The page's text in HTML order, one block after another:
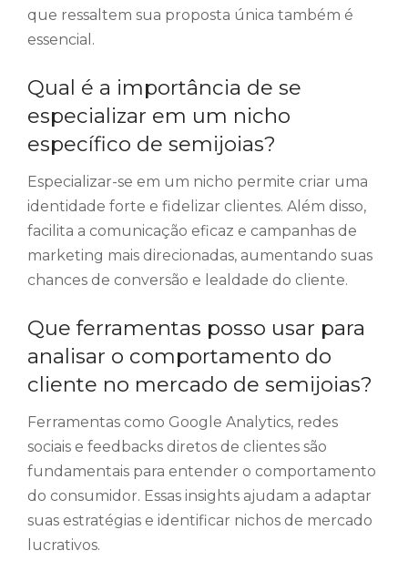
que ressaltem sua proposta única também é
essencial.
Qual é a importância de se
especializar em um nicho
específico de semijoias?
Especializar-se em um nicho permite criar uma
identidade forte e fidelizar clientes. Além disso,
facilita a comunicação eficaz e campanhas de
marketing mais direcionadas, aumentando suas
chances de conversão e lealdade do cliente.
Que ferramentas posso usar para
analisar o comportamento do
cliente no mercado de semijoias?
Ferramentas como Google Analytics, redes
sociais e feedbacks diretos de clientes são
fundamentais para entender o comportamento
do consumidor. Essas insights ajudam a adaptar
suas estratégias e identificar nichos de mercado
lucrativos.